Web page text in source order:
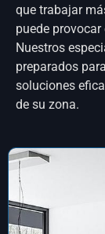
que trabajar
puede
Nuestros
preparados
soluciones
de su zona.